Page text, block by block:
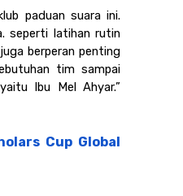
paduan suara ini.
seperti latihan rutin
berperan penting
tim sampai
Ibu Mel Ahyar.”
Cup Global